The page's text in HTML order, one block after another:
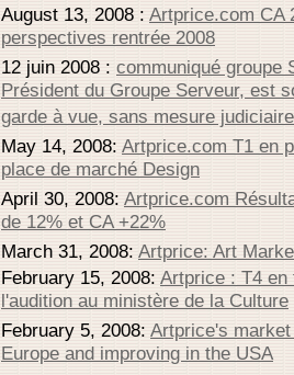
August 13, 2008 : Artprice.com CA
perspectives rentrée 2008
12 juin 2008 : communiqué groupe
Président du Groupe Serveur, est
garde à vue, sans mesure
May 14, 2008: Artprice.com T1 en
place de marché Design
April 30, 2008: Artprice.com
de 12% et CA +22%
March 31, 2008: Artprice: Art
February 15, 2008: Artprice : T4 en
l'audition au ministère de la Culture
February 5, 2008: Artprice's
Europe and improving in the USA